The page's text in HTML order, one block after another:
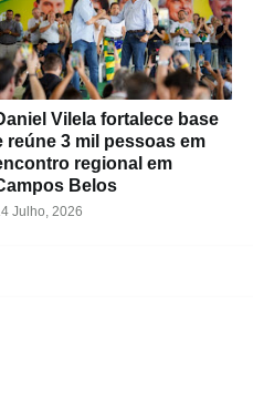
Vilela fortalece base
reúne 3 mil pessoas em
regional em
Belos
Julho, 2026